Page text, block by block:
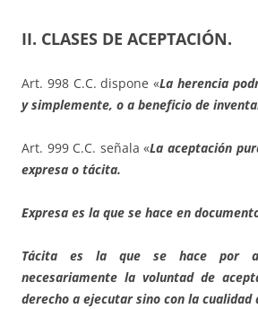
II. CLASES DE ACEPTACIÓN.
Art. 998 C.C. dispone «La herencia
y simplemente, o a beneficio de
Art. 999 C.C. señala «La aceptación
expresa o tácita.
Expresa es la que se hace en
Tácita es la que se hace por
necesariamente la voluntad de
derecho a ejecutar sino con la cualidad